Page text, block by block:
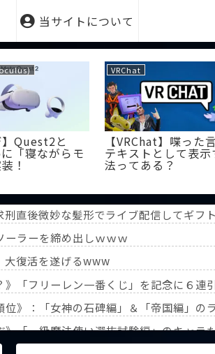
当サイトについて
】Quest2と
「寝ながらモ
！
VRChat
【VRChat】喋った
テキストとして表示
法ってある？
の時間か どんどん延びる乗車時間
直後微妙な髪形でライブ配信してギフ
ーラーを締め出しｗｗｗ
道！」
大復活を遂げるwww
》「フリーレン一番くじ」を記念に６
送のフリーレン』第3回人気投票】
位》：「女神の石碑編」＆「帝国編」
説！【『葬送のフリーレン』第3回人気
「一級魔法使い選抜試験編」のキャ